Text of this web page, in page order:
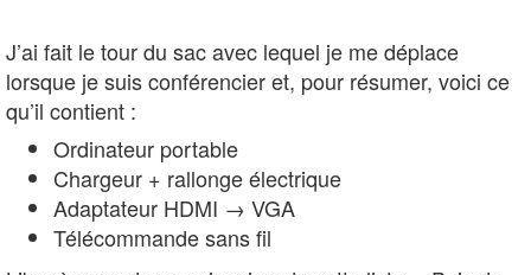
J’ai fait le tour du sac avec lequel je me déplace
lorsque je suis conférencier et, pour résumer, voici ce
qu’il contient :
Ordinateur portable
Chargeur + rallonge électrique
Adaptateur HDMI → VGA
Télécommande sans fil